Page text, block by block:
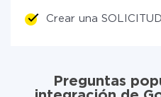
Crear una SOLICITUD
Preguntas